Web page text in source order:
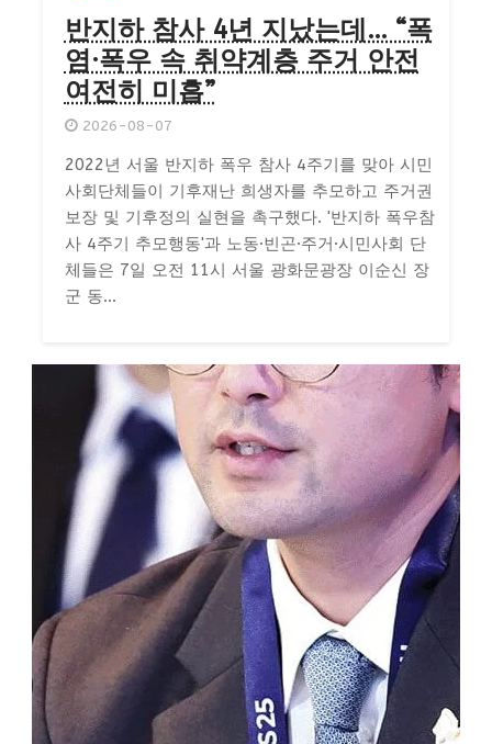
반지하 참사 4년 지났는데… “폭
염·폭우 속 취약계층 주거 안전
여전히 미흡”
2026-08-07
2022년 서울 반지하 폭우 참사 4주기를 맞아 시민
사회단체들이 기후재난 희생자를 추모하고 주거권
보장 및 기후정의 실현을 촉구했다. '반지하 폭우참
사 4주기 추모행동'과 노동·빈곤·주거·시민사회 단
체들은 7일 오전 11시 서울 광화문광장 이순신 장
군 동...